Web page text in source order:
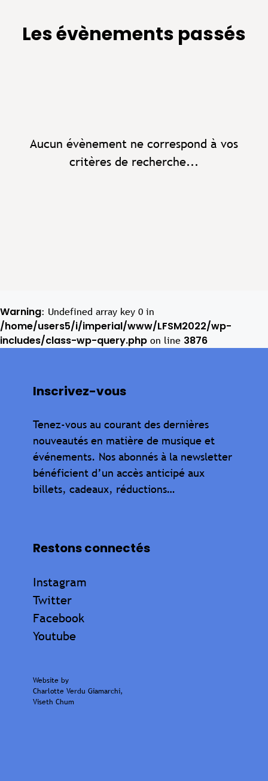
Les évènements passés
Aucun évènement ne correspond à vos
critères de recherche...
Warning: Undefined array key 0 in
/home/users5/i/imperial/www/LFSM2022/wp-
includes/class-wp-query.php on line 3876
Inscrivez-vous
Tenez-vous au courant des dernières
nouveautés en matière de musique et
événements. Nos abonnés à la newsletter
bénéficient d’un accès anticipé aux
billets, cadeaux, réductions…
Restons connectés
Instagram
Twitter
Facebook
Youtube
Website by
Charlotte Verdu Giamarchi,
Viseth Chum